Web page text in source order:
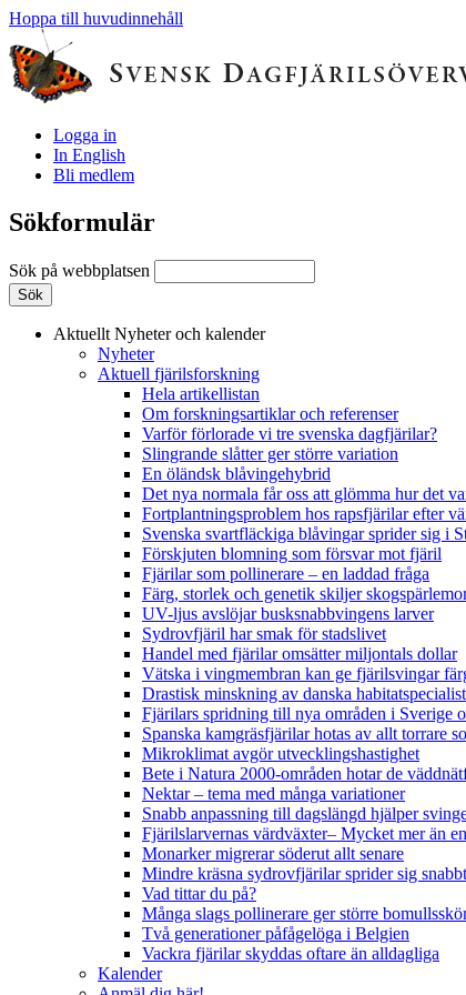
Hoppa till huvudinnehåll
Logga in
In English
Bli medlem
Sökformulär
Sök på webbplatsen
Aktuellt Nyheter och kalender
Nyheter
Aktuell fjärilsforskning
Hela artikellistan
Om forskningsartiklar och referenser
Varför förlorade vi tre svenska dagfjärilar?
Slingrande slåtter ger större variation
En öländsk blåvingehybrid
Det nya normala får oss att glömma hur det
Fortplantningsproblem hos rapsfjärilar efter
Svenska svartfläckiga blåvingar sprider sig i
Förskjuten blomning som försvar mot fjäril
Fjärilar som pollinerare – en laddad fråga
Färg, storlek och genetik skiljer
UV-ljus avslöjar busksnabbvingens larver
Sydrovfjäril har smak för stadslivet
Handel med fjärilar omsätter miljontals dollar
Vätska i vingmembran kan ge fjärilsvingar
Drastisk minskning av danska
Fjärilars spridning till nya områden i Sverige
Spanska kamgräsfjärilar hotas av allt torrare
Mikroklimat avgör utvecklingshastighet
Bete i Natura 2000-områden hotar de
Nektar – tema med många variationer
Snabb anpassning till dagslängd hjälper
Fjärilslarvernas värdväxter– Mycket mer än
Monarker migrerar söderut allt senare
Mindre kräsna sydrovfjärilar sprider sig
Vad tittar du på?
Många slags pollinerare ger större
Två generationer påfågelöga i Belgien
Vackra fjärilar skyddas oftare än alldagliga
Kalender